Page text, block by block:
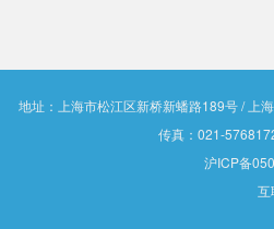
地址：上海市松江区新桥新蟠路189号 / 上
传真：021-
沪ICP备
互